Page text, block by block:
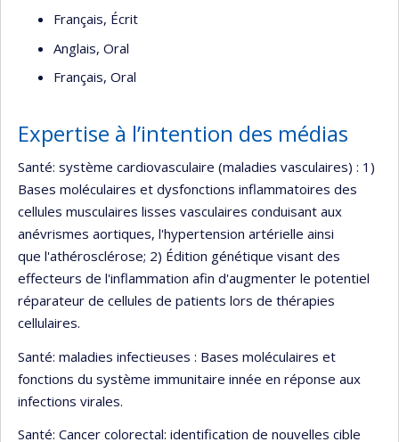
Français, Écrit
Anglais, Oral
Français, Oral
Expertise à l’intention des médias
Santé: système cardiovasculaire (maladies vasculaires) : 1)
Bases moléculaires et dysfonctions inflammatoires des
cellules musculaires lisses vasculaires conduisant aux
anévrismes aortiques, l'hypertension artérielle ainsi
que l'athérosclérose; 2) Édition génétique visant des
effecteurs de l'inflammation afin d'augmenter le potentiel
réparateur de cellules de patients lors de thérapies
cellulaires.
Santé: maladies infectieuses : Bases moléculaires et
fonctions du système immunitaire innée en réponse aux
infections virales.
Santé: Cancer colorectal: identification de nouvelles cible